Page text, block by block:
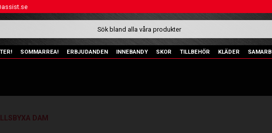
SOMMARREA! ERBJUDANDEN INNEBANDY SKOR TILLBEHÖR KLÄDER
DAM